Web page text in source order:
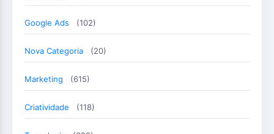
Google Ads (102)
Nova Categoria (20)
Marketing (615)
Criatividade (118)